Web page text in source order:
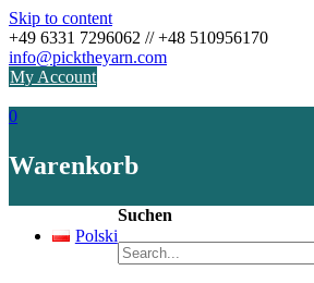
Skip to content
+49 6331 7296062 // +48 510956170
info@picktheyarn.com
My Account
0
Warenkorb
Polski
Suchen